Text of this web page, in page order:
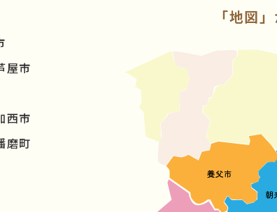
屋市
西市
磨町
「地図